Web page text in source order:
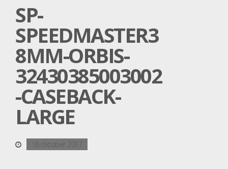
SP-
SPEEDMASTER3
8MM-ORBIS-
32430385003002
-CASEBACK-
LARGE
16 oktober 2017